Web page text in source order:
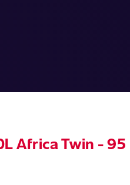
Africa Twin - 95